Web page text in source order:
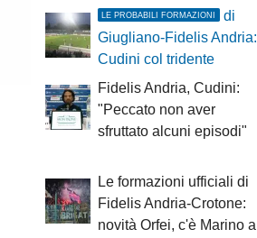
LE PROBABILI FORMAZIONI
di
Giugliano-Fidelis Andria:
Cudini col tridente
Fidelis Andria, Cudini:
"Peccato non aver
sfruttato alcuni episodi"
Le formazioni ufficiali di
Fidelis Andria-Crotone:
novità Orfei, c'è Marino a